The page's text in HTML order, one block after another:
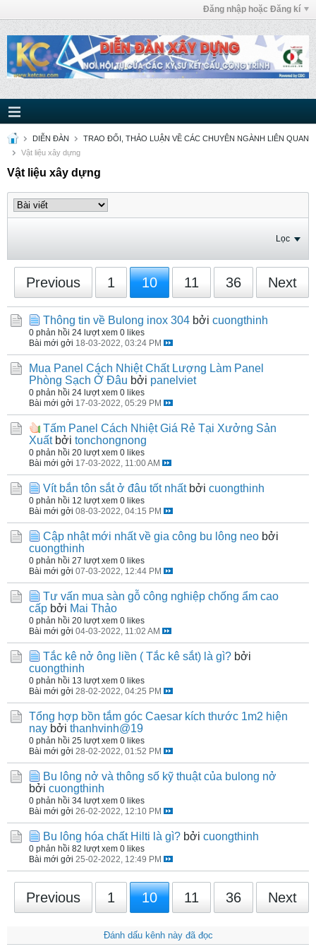
Đăng nhập hoặc Đăng kí
DIỄN ĐÀN
TRAO ĐỔI, THẢO LUẬN VỀ CÁC CHUYÊN NGÀNH LIÊN QUAN
Vật liệu xây dựng
Vật liệu xây dựng
Lọc
Previous 1 10 11 36 Next
Thông tin về Bulong inox 304 bởi cuongthinh
0 phản hồi 24 lượt xem 0 likes
Bài mới gởi 18-03-2022, 03:24 PM
Mua Panel Cách Nhiệt Chất Lượng Làm Panel
Phòng Sạch Ở Đâu bởi panelviet
0 phản hồi 24 lượt xem 0 likes
Bài mới gởi 17-03-2022, 05:29 PM
Tấm Panel Cách Nhiệt Giá Rẻ Tại Xưởng Sản
Xuất bởi tonchongnong
0 phản hồi 20 lượt xem 0 likes
Bài mới gởi 17-03-2022, 11:00 AM
Vít bắn tôn sắt ở đâu tốt nhất bởi cuongthinh
0 phản hồi 12 lượt xem 0 likes
Bài mới gởi 08-03-2022, 04:15 PM
Cập nhật mới nhất về gia công bu lông neo bởi
cuongthinh
0 phản hồi 27 lượt xem 0 likes
Bài mới gởi 07-03-2022, 12:44 PM
Tư vấn mua sàn gỗ công nghiệp chống ẩm cao
cấp bởi Mai Thảo
0 phản hồi 20 lượt xem 0 likes
Bài mới gởi 04-03-2022, 11:02 AM
Tắc kê nở ông liền ( Tắc kê sắt) là gì? bởi
cuongthinh
0 phản hồi 13 lượt xem 0 likes
Bài mới gởi 28-02-2022, 04:25 PM
Tổng hợp bồn tắm góc Caesar kích thước 1m2 hiện
nay bởi thanhvinh@19
0 phản hồi 25 lượt xem 0 likes
Bài mới gởi 28-02-2022, 01:52 PM
Bu lông nở và thông số kỹ thuật của bulong nở
bởi cuongthinh
0 phản hồi 34 lượt xem 0 likes
Bài mới gởi 26-02-2022, 12:10 PM
Bu lông hóa chất Hilti là gì? bởi cuongthinh
0 phản hồi 82 lượt xem 0 likes
Bài mới gởi 25-02-2022, 12:49 PM
Previous 1 10 11 36 Next
Đánh dấu kênh này đã đọc